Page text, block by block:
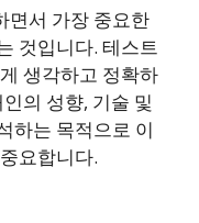
면서 가장 중요한
것입니다. 테스트
생각하고 정확하
의 성향, 기술 및
하는 목적으로 이
요합니다.